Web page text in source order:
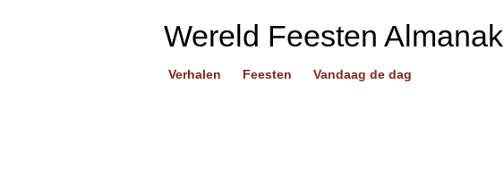
Wereld Feesten Almanak
Verhalen Feesten Vandaag de dag